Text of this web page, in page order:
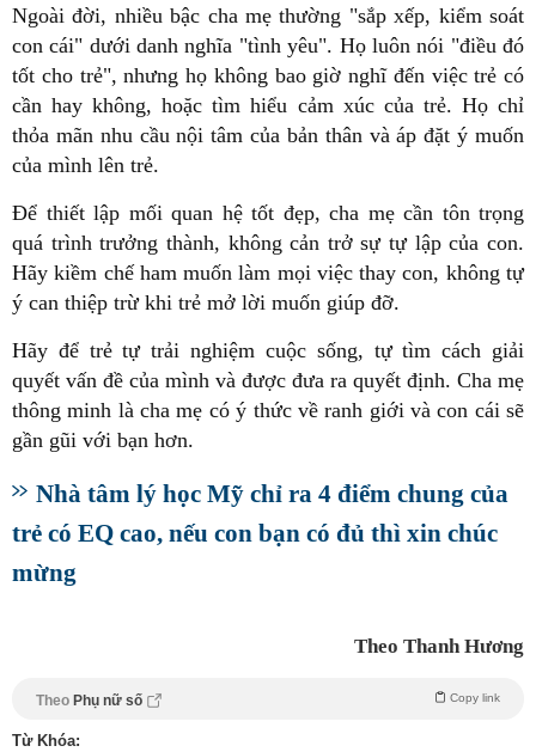
Ngoài đời, nhiều bậc cha mẹ thường "sắp xếp, kiểm soát
con cái" dưới danh nghĩa "tình yêu". Họ luôn nói "điều đó
tốt cho trẻ", nhưng họ không bao giờ nghĩ đến việc trẻ có
cần hay không, hoặc tìm hiểu cảm xúc của trẻ. Họ chỉ
thỏa mãn nhu cầu nội tâm của bản thân và áp đặt ý muốn
của mình lên trẻ.
Để thiết lập mối quan hệ tốt đẹp, cha mẹ cần tôn trọng
quá trình trưởng thành, không cản trở sự tự lập của con.
Hãy kiềm chế ham muốn làm mọi việc thay con, không tự
ý can thiệp trừ khi trẻ mở lời muốn giúp đỡ.
Hãy để trẻ tự trải nghiệm cuộc sống, tự tìm cách giải
quyết vấn đề của mình và được đưa ra quyết định. Cha mẹ
thông minh là cha mẹ có ý thức về ranh giới và con cái sẽ
gần gũi với bạn hơn.
Nhà tâm lý học Mỹ chỉ ra 4 điểm chung của
trẻ có EQ cao, nếu con bạn có đủ thì xin chúc
mừng
Theo Thanh Hương
Theo Phụ nữ số Copy link
Từ Khóa: